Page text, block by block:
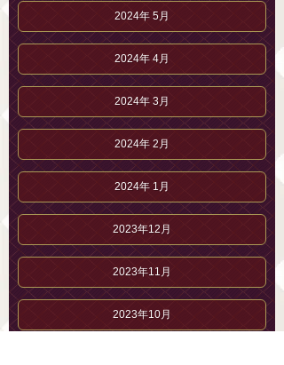
2024年 5月
2024年 4月
2024年 3月
2024年 2月
2024年 1月
2023年12月
2023年11月
2023年10月